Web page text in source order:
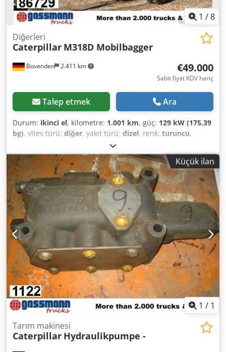
1 /8
Bovenden 2.411 km
Diğerleri
Caterpillar M318D Mobilbagger
€49.000
Sabit fiyat KDV hariç
Talep etmek Ara
Durum: ikinci el, kilometre: 1.001 km, güç: 129 kW (175,39
bg), vites türü: diğer, yakıt türü: dizel, renk: turuncu,
, dingil konfigürasyonu:
tescil:01/2011, Üretim yılı:2011, çalışma saatleri:12.200 h,
şoför kabini:diğer , dingil mesafesi:2.600 mm, Donanım:
her tahrikli, Araç konumu: Bovenden, Dcjdpfxsvhlvbo Altsk
Dingil mesafesi: 2600 mm Yaklaşık 12.913 çalışma saati!
Nisan/Mayıs 2026'dan itibaren mevcut! Aksesuar bilgileri
garanti edilmez; değişiklik, ara satış ve hata hakkı saklıdır!
Küçük ilan
1 / 1
Tarım makinesi
Caterpillar Hydraulikpumpe -